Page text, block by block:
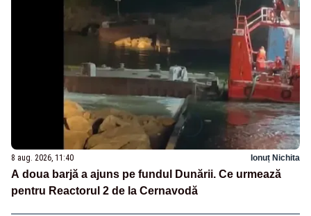
8 aug. 2026, 11:40 Ionuț Nichita
A doua barjă a ajuns pe fundul Dunării. Ce urmează
pentru Reactorul 2 de la Cernavodă